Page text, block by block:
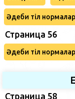
Әдеби тіл
Страница 56
Әдеби тіл
Страница 58